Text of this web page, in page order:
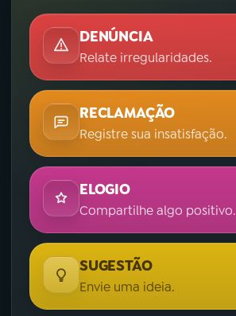
DENÚNCIA
Relate irregularidades.
RECLAMAÇÃO
Registre sua insatisfação.
ELOGIO
Compartilhe algo positivo.
SUGESTÃO
Envie uma ideia.